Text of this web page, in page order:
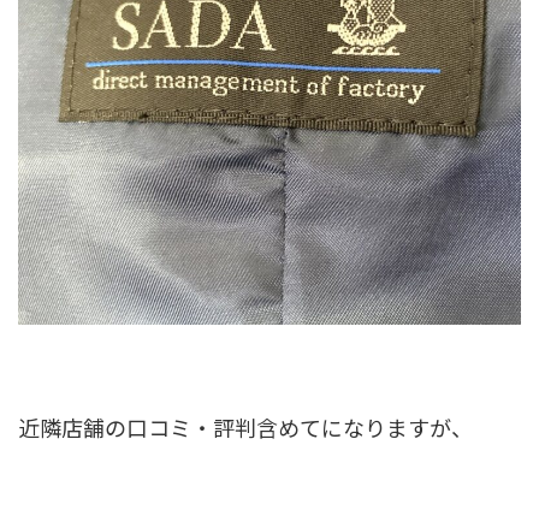
近隣店舗の口コミ・評判含めてになりますが、